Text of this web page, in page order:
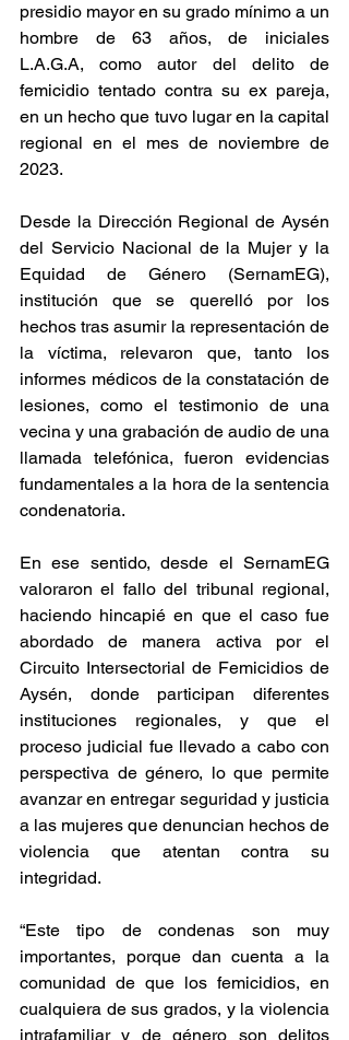
presidio mayor en su grado mínimo a un
hombre de 63 años, de iniciales
L.A.G.A, como autor del delito de
femicidio tentado contra su ex pareja,
en un hecho que tuvo lugar en la capital
regional en el mes de noviembre de
2023.
Desde la Dirección Regional de Aysén
del Servicio Nacional de la Mujer y la
Equidad de Género (SernamEG),
institución que se querelló por los
hechos tras asumir la representación de
la víctima, relevaron que, tanto los
informes médicos de la constatación de
lesiones, como el testimonio de una
vecina y una grabación de audio de una
llamada telefónica, fueron evidencias
fundamentales a la hora de la sentencia
condenatoria.
En ese sentido, desde el SernamEG
valoraron el fallo del tribunal regional,
haciendo hincapié en que el caso fue
abordado de manera activa por el
Circuito Intersectorial de Femicidios de
Aysén, donde participan diferentes
instituciones regionales, y que el
proceso judicial fue llevado a cabo con
perspectiva de género, lo que permite
avanzar en entregar seguridad y justicia
a las mujeres que denuncian hechos de
violencia que atentan contra su
integridad.
“Este tipo de condenas son muy
importantes, porque dan cuenta a la
comunidad de que los femicidios, en
cualquiera de sus grados, y la violencia
intrafamiliar y de género son delitos